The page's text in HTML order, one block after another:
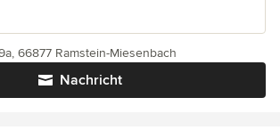
Nachricht
66877 Ramstein-Miesenbach